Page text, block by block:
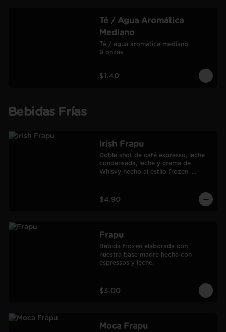
Té / Agua Aromática
Mediano
Té / agua aromática mediano.
9 onzas
$1.40
Bebidas Frías
Irish Frapu
Doble shot de café espresso, leche
condensada, leche y crema de
Whisky hecho al estilo frozen.
$4.90
Frapu
Bebida frozen elaborada con
nuestra base madre hecha con
espressos y leche.
$3.00
Moca Frapu